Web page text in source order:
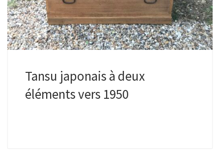
Tansu japonais à deux
éléments vers 1950